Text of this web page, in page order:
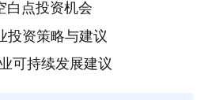
白点投资机会
投资策略与建议
可持续发展建议